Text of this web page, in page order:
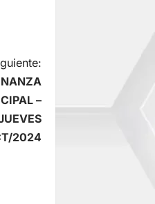
–
2024